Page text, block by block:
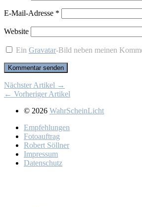
E-Mail-Adresse *
Website
EinGravatar-Bild neben meinen
Nächster Artikel →
← Vorheriger Artikel
© 2026 WahrScheinLicht
Emp­feh­lun­gen
Fo­to­auf­trag
Ro­bert Söll­ner
Im­pres­sum
Da­ten­schutz